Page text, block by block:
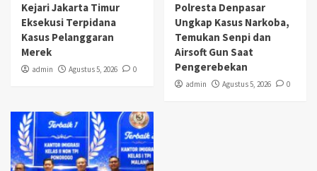
Kejari Jakarta Timur
Eksekusi Terpidana
Kasus Pelanggaran
Merek
admin Agustus 5, 2026 0
Polresta Denpasar
Ungkap Kasus Narkoba,
Temukan Senpi dan
Airsoft Gun Saat
Pengerebekan
admin Agustus 5, 2026 0